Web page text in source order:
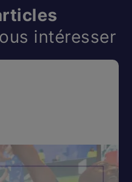
intéresser